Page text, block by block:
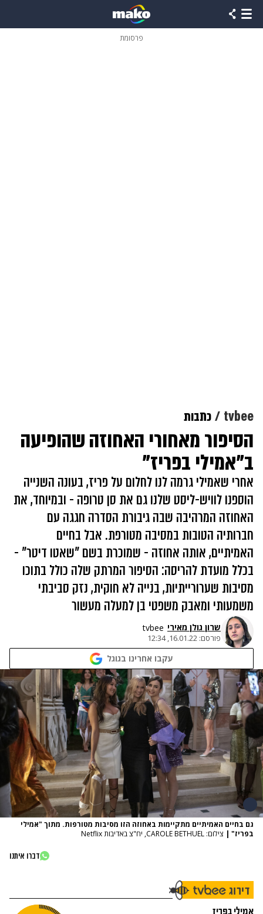
פרסומת
tvbee כתבות
הסיפור מאחורי האחוזה שהופיעה
ב"אמילי בפריז"
אחרי שאמילי גרמה לנו לחלום על פריז, בעונה השנייה
הוספנו לוויש-ליסט שלנו גם את סן טרופה - ובמיוחד, את
האחוזה המרהיבה שבה גיבורת הסדרה חגגה עם
חברותיה הטובות במסיבה מטורפת. אבל בחיים
האמיתיים, אותה אחוזה - שמוכרת בשם "שאטו דיטר" -
בכלל מועדת להריסה: הסיפור המרתק שלה כולל בתוכו
מסיבות שערורייתיות, בנייה לא חוקית, נזק סביבתי
משמעותי ומאבק משפטי בן למעלה מעשור
שרון גולן מאירי tvbee
פורסם: 16.01.22, 12:34
עקבו אחרינו בגוגל
גם בחיים האמיתיים מתקיימות באחוזה הזו מסיבות מטורפות. מתוך "אמילי
בפריז" | צילום: CAROLE BETHUEL, יח"צ באדיבות Netflix
דברו איתנו